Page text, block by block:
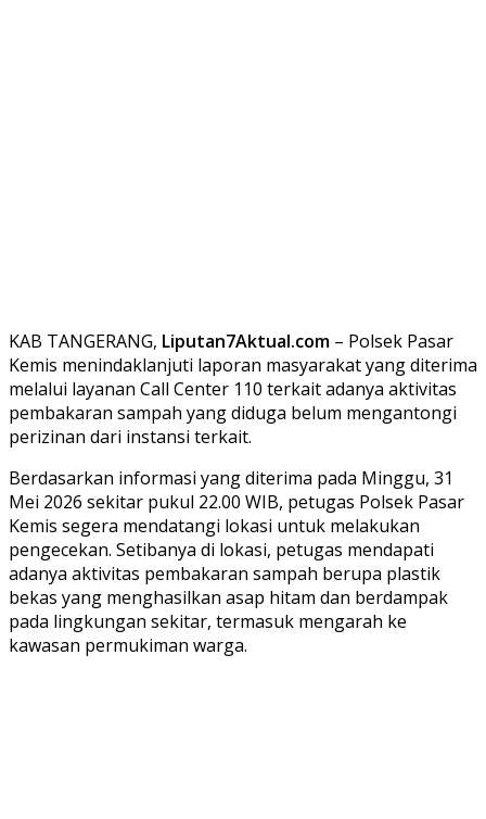
KAB TANGERANG, Liputan7Aktual.com – Polsek Pasar
Kemis menindaklanjuti laporan masyarakat yang diterima
melalui layanan Call Center 110 terkait adanya aktivitas
pembakaran sampah yang diduga belum mengantongi
perizinan dari instansi terkait.
Berdasarkan informasi yang diterima pada Minggu, 31
Mei 2026 sekitar pukul 22.00 WIB, petugas Polsek Pasar
Kemis segera mendatangi lokasi untuk melakukan
pengecekan. Setibanya di lokasi, petugas mendapati
adanya aktivitas pembakaran sampah berupa plastik
bekas yang menghasilkan asap hitam dan berdampak
pada lingkungan sekitar, termasuk mengarah ke
kawasan permukiman warga.